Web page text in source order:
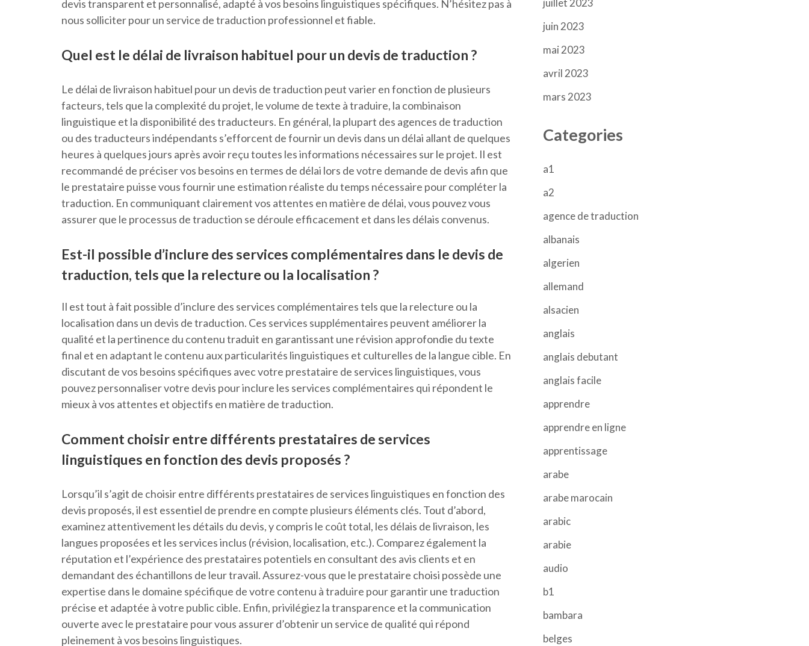
devis transparent et personnalisé, adapté à vos besoins linguistiques spécifiques. N’hésitez pas à
nous solliciter pour un service de traduction professionnel et fiable.
Quel est le délai de livraison habituel pour un devis de traduction ?
Le délai de livraison habituel pour un devis de traduction peut varier en fonction de plusieurs
facteurs, tels que la complexité du projet, le volume de texte à traduire, la combinaison
linguistique et la disponibilité des traducteurs. En général, la plupart des agences de traduction
ou des traducteurs indépendants s’efforcent de fournir un devis dans un délai allant de quelques
heures à quelques jours après avoir reçu toutes les informations nécessaires sur le projet. Il est
recommandé de préciser vos besoins en termes de délai lors de votre demande de devis afin que
le prestataire puisse vous fournir une estimation réaliste du temps nécessaire pour compléter la
traduction. En communiquant clairement vos attentes en matière de délai, vous pouvez vous
assurer que le processus de traduction se déroule efficacement et dans les délais convenus.
Est-il possible d’inclure des services complémentaires dans le devis de
traduction, tels que la relecture ou la localisation ?
Il est tout à fait possible d’inclure des services complémentaires tels que la relecture ou la
localisation dans un devis de traduction. Ces services supplémentaires peuvent améliorer la
qualité et la pertinence du contenu traduit en garantissant une révision approfondie du texte
final et en adaptant le contenu aux particularités linguistiques et culturelles de la langue cible. En
discutant de vos besoins spécifiques avec votre prestataire de services linguistiques, vous
pouvez personnaliser votre devis pour inclure les services complémentaires qui répondent le
mieux à vos attentes et objectifs en matière de traduction.
Comment choisir entre différents prestataires de services
linguistiques en fonction des devis proposés ?
Lorsqu’il s’agit de choisir entre différents prestataires de services linguistiques en fonction des
devis proposés, il est essentiel de prendre en compte plusieurs éléments clés. Tout d’abord,
examinez attentivement les détails du devis, y compris le coût total, les délais de livraison, les
langues proposées et les services inclus (révision, localisation, etc.). Comparez également la
réputation et l’expérience des prestataires potentiels en consultant des avis clients et en
demandant des échantillons de leur travail. Assurez-vous que le prestataire choisi possède une
expertise dans le domaine spécifique de votre contenu à traduire pour garantir une traduction
précise et adaptée à votre public cible. Enfin, privilégiez la transparence et la communication
ouverte avec le prestataire pour vous assurer d’obtenir un service de qualité qui répond
pleinement à vos besoins linguistiques.
juillet 2023
juin 2023
mai 2023
avril 2023
mars 2023
Categories
a1
a2
agence de traduction
albanais
algerien
allemand
alsacien
anglais
anglais debutant
anglais facile
apprendre
apprendre en ligne
apprentissage
arabe
arabe marocain
arabic
arabie
audio
b1
bambara
belges